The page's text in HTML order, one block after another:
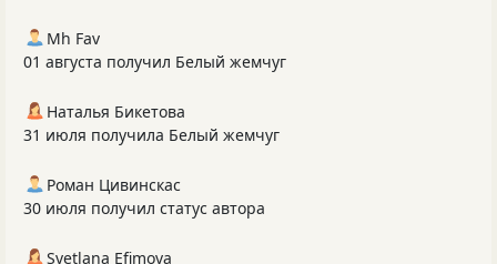
Mh Fav
01 августа получил Белый жемчуг
Наталья Бикетова
31 июля получила Белый жемчуг
Роман Цивинскас
30 июля получил статус автора
Svetlana Efimova